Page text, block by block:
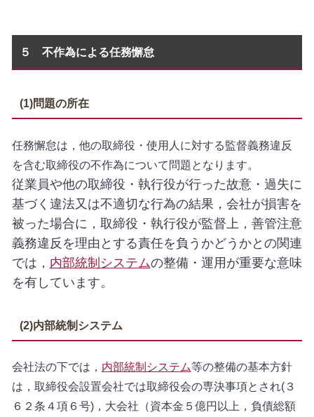
５ 不作為による任務懈怠
(1)問題の所在
任務懈怠は，他の取締役・使用人に対する監督義務違反
を含む取締役の不作為について問題となります。
従業員や他の取締役・執行役が行った故意・過失に
基づく違法又は不適切な行為の結果，会社が損害を
被った場合に，取締役・執行役が監督上，善管注意
義務違反を理由とする責任を負うかどうかとの関連
では， 内部統制システムの整備・運用が重要な意味
を有しています。
(2)内部統制システム
会社法の下では， 内部統制システム等の整備の基本方針
は，取締役会設置会社では取締役会の専決事項とされ(３
６２条４項６号)，大会社（資本金５億円以上，負債総額